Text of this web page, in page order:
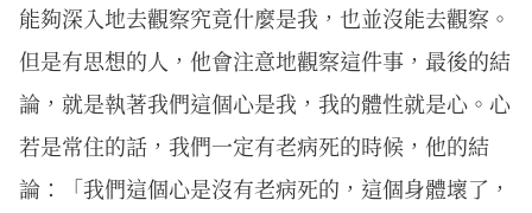
能夠深入地去觀察究竟什麼是我，也並沒能去觀察。
但是有思想的人，他會注意地觀察這件事，最後的結
論，就是執著我們這個心是我，我的體性就是心。心
若是常住的話，我們一定有老病死的時候，他的結
論：「我們這個心是沒有老病死的，這個身體壞了，